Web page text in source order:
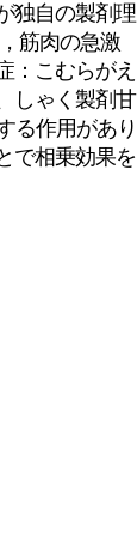
独自の製剤理
筋肉の急激
：こむらがえ
しゃく製剤甘
る作用があり
で相乗効果を